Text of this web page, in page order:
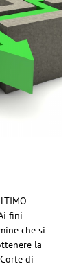
fini
che si
la
di